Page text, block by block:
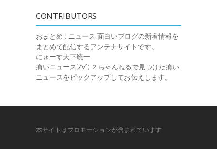
CONTRIBUTORS
おまとめ : ニュース 面白いブログの新着情報を
まとめて配信するアンテナサイトです。
にゅーす天下統一
痛いニュース(ﾉ∀`) ２ちゃんねるで見つけた痛い
ニュースをピックアップしてお伝えします。
本サイトはプロモーションが含まれています